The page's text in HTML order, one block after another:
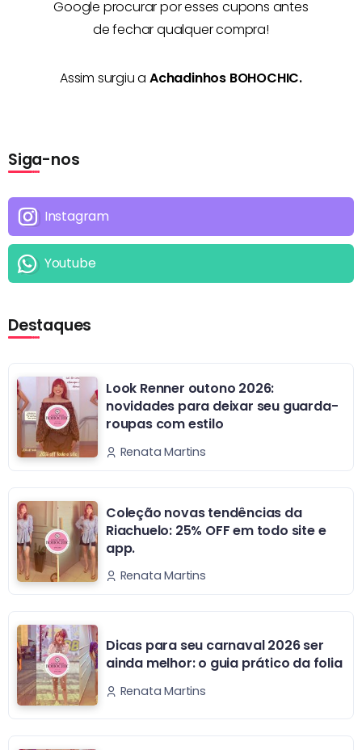
Google procurar por esses cupons antes
de fechar qualquer compra!
Assim surgiu a Achadinhos BOHOCHIC.
Siga-nos
Instagram
Youtube
Destaques
Look Renner outono 2026:
novidades para deixar seu guarda-
roupas com estilo
Renata Martins
Coleção novas tendências da
Riachuelo: 25% OFF em todo site e
app.
Renata Martins
Dicas para seu carnaval 2026 ser
ainda melhor: o guia prático da folia
Renata Martins